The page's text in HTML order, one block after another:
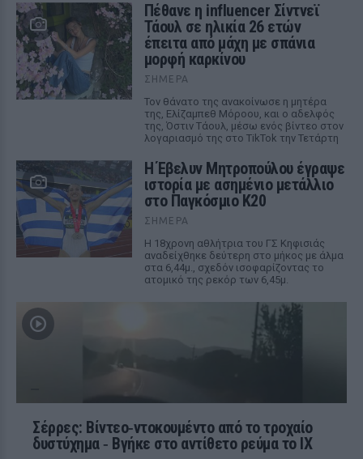
Πέθανε η influencer Σίντνεϊ
Τάουλ σε ηλικία 26 ετών
έπειτα από μάχη με σπάνια
μορφή καρκίνου
ΣΉΜΕΡΑ
Τον θάνατο της ανακοίνωσε η μητέρα
της, Ελίζαμπεθ Μόροου, και ο αδελφός
της, Όστιν Τάουλ, μέσω ενός βίντεο στον
λογαριασμό της στο TikTok την Τετάρτη
Η Έβελυν Μητροπούλου έγραψε
ιστορία με ασημένιο μετάλλιο
στο Παγκόσμιο Κ20
ΣΉΜΕΡΑ
Η 18χρονη αθλήτρια του ΓΣ Κηφισιάς
αναδείχθηκε δεύτερη στο μήκος με άλμα
στα 6,44μ., σχεδόν ισοφαρίζοντας το
ατομικό της ρεκόρ των 6,45μ.
Σέρρες: Βίντεο‑ντοκουμέντο από το τροχαίο
δυστύχημα ‑ Βγήκε στο αντίθετο ρεύμα το ΙΧ